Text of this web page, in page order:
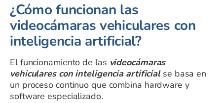
¿Cómo funcionan las
videocámaras vehiculares con
inteligencia artificial?
El funcionamiento de las videocámaras
vehiculares con inteligencia artificialse basa en
un proceso continuo que combina hardware y
software especializado.